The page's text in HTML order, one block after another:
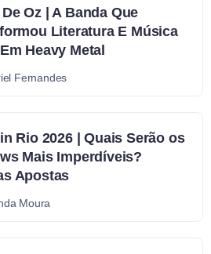
Oz | A Banda Que
Literatura E Música
Heavy Metal
Fernandes
Rio 2026 | Quais Serão os
Mais Imperdíveis?
Apostas
Moura